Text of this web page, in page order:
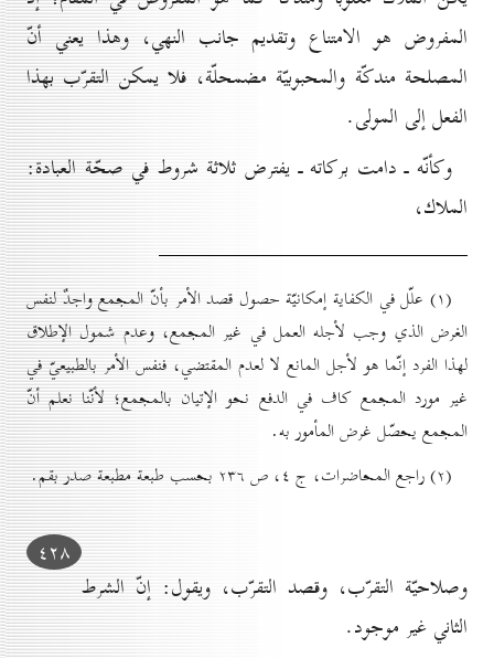
المفروض هو الامتناع وتقديم جانب النهي، وهذا يعني أنّ
المصلحة مندكّة والمحبوبيّة مضمحلّة، فلا يمكن التقرّب بهذا
الفعل إلى المولى.
وكأنّه ـ دامت بركاته ـ يفترض ثلاثة شروط في صحّة العبادة:
الملاك،
(۱) علّل في الكفاية إمكانيّة حصول قصد الأمر بأنّ المجمع واجدٌ لنفس
الغرض الذي وجب لأجله العمل في غير المجمع، وعدم شمول الإطلاق
لهذا الفرد إنّما هو لأجل المانع لا لعدم المقتضي، فنفس الأمر بالطبيعيّ في
غير مورد المجمع كاف في الدفع نحو الإتيان بالمجمع؛ لأنّنا نعلم أنّ
المجمع يحصّل غرض المأمور به.
(۲) راجع المحاضرات، ج ٤، ص ۲۳٦ بحسب طبعة مطبعة صدر بقم.
٤۲۸
وصلاحيّة التقرّب، وقصد التقرّب، ويقول: إنّ الشرط
الثاني غير موجود.